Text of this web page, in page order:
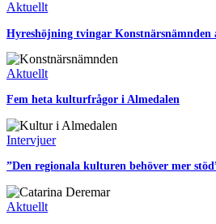
Aktuellt
Hyreshöjning tvingar
Aktuellt
Fem heta kulturfrågor i Almedalen
Intervjuer
”Den regionala kulturen behöver mer
Aktuellt